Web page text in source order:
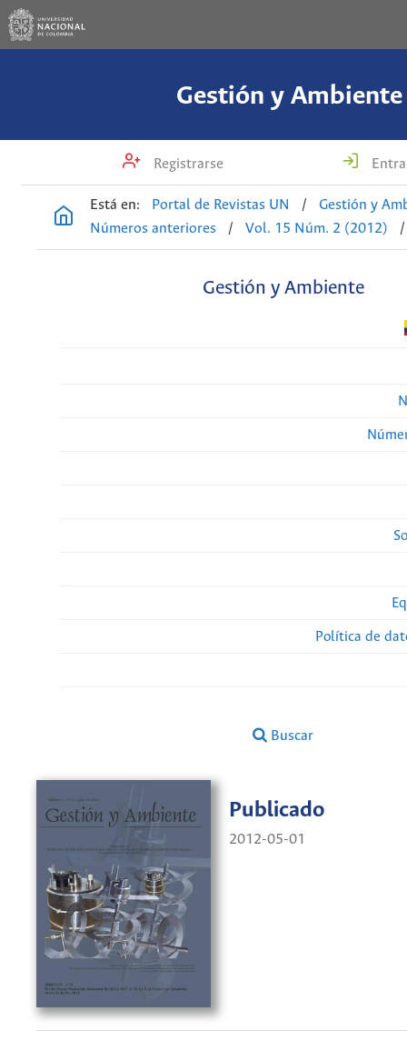
Gestión y Ambiente
Registrarse
Está en: Portal de Revistas UN /
Gestión y
Números anteriores
/ Vol. 15 Núm. 2 (2012) /
Gestión y Ambiente
Política de
Buscar
Publicado
2012-05-01